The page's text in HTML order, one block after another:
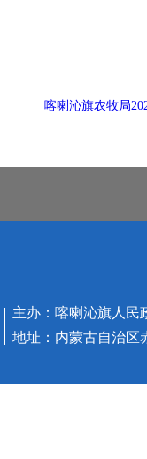
喀喇沁旗农牧局
主办：喀喇沁旗人
地址：内蒙古自治区